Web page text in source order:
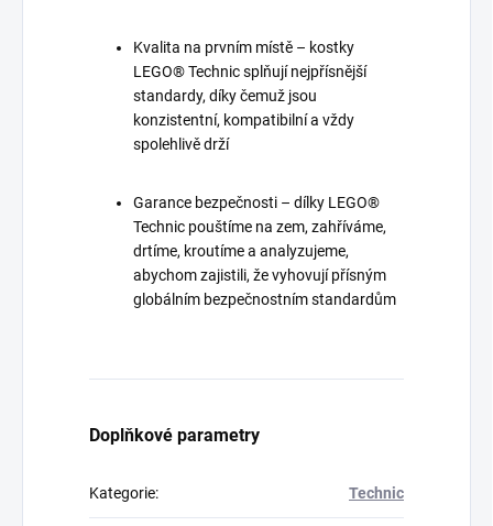
Kvalita na prvním místě – kostky
LEGO® Technic splňují nejpřísnější
standardy, díky čemuž jsou
konzistentní, kompatibilní a vždy
spolehlivě drží
Garance bezpečnosti – dílky LEGO®
Technic pouštíme na zem, zahříváme,
drtíme, kroutíme a analyzujeme,
abychom zajistili, že vyhovují přísným
globálním bezpečnostním standardům
Doplňkové parametry
Kategorie: Technic